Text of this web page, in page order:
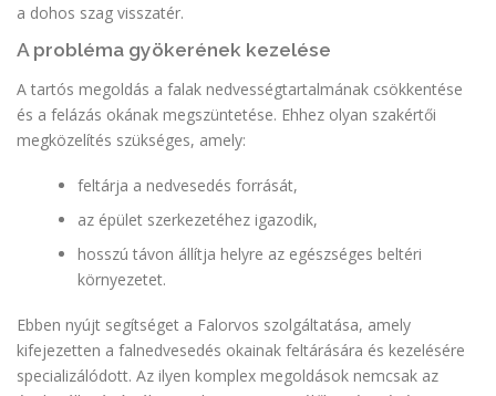
a dohos szag visszatér.
A probléma gyökerének kezelése
A tartós megoldás a falak nedvességtartalmának csökkentése
és a felázás okának megszüntetése. Ehhez olyan szakértői
megközelítés szükséges, amely:
feltárja a nedvesedés forrását,
az épület szerkezetéhez igazodik,
hosszú távon állítja helyre az egészséges beltéri
környezetet.
Ebben nyújt segítséget a Falorvos szolgáltatása, amely
kifejezetten a falnedvesedés okainak feltárására és kezelésére
specializálódott. Az ilyen komplex megoldások nemcsak az